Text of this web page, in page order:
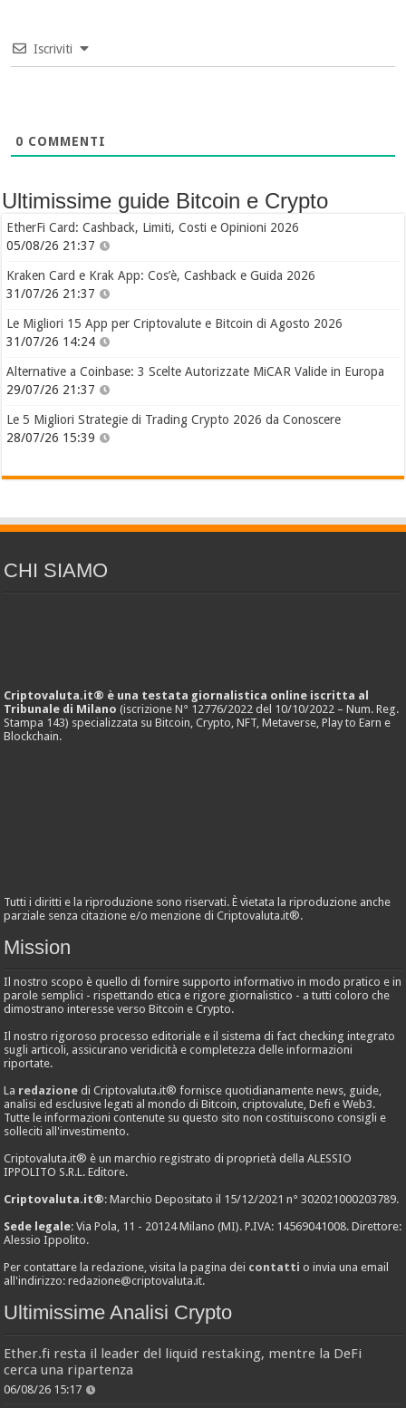
Iscriviti
0 COMMENTI
Ultimissime guide Bitcoin e Crypto
EtherFi Card: Cashback, Limiti, Costi e Opinioni 2026
05/08/26 21:37
Kraken Card e Krak App: Cos’è, Cashback e Guida 2026
31/07/26 21:37
Le Migliori 15 App per Criptovalute e Bitcoin di Agosto 2026
31/07/26 14:24
Alternative a Coinbase: 3 Scelte Autorizzate MiCAR Valide in Europa
29/07/26 21:37
Le 5 Migliori Strategie di Trading Crypto 2026 da Conoscere
28/07/26 15:39
CHI SIAMO
Criptovaluta.it® è una testata giornalistica online iscritta al
Tribunale di Milano (iscrizione N° 12776/2022 del 10/10/2022 – Num. Reg.
Stampa 143) specializzata su Bitcoin, Crypto, NFT, Metaverse, Play to Earn e
Blockchain.
Tutti i diritti e la riproduzione sono riservati. È vietata la riproduzione anche
parziale senza citazione e/o menzione di Criptovaluta.it®.
Mission
Il nostro scopo è quello di fornire supporto informativo in modo pratico e in
parole semplici - rispettando etica e rigore giornalistico - a tutti coloro che
dimostrano interesse verso Bitcoin e Crypto.
Il nostro rigoroso processo editoriale e il sistema di fact checking integrato
sugli articoli, assicurano veridicità e completezza delle informazioni
riportate.
La redazione di Criptovaluta.it® fornisce quotidianamente news, guide,
analisi ed esclusive legati al mondo di Bitcoin, criptovalute, Defi e Web3.
Tutte le informazioni contenute su questo sito non costituiscono consigli e
solleciti all'investimento.
Criptovaluta.it® è un marchio registrato di proprietà della ALESSIO
IPPOLITO S.R.L. Editore.
Criptovaluta.it®: Marchio Depositato il 15/12/2021 n° 302021000203789.
Sede legale: Via Pola, 11 - 20124 Milano (MI). P.IVA: 14569041008. Direttore:
Alessio Ippolito.
Per contattare la redazione, visita la pagina dei contatti o invia una email
all'indirizzo:redazione@criptovaluta.it.
Ultimissime Analisi Crypto
Ether.fi resta il leader del liquid restaking, mentre la DeFi
cerca una ripartenza
06/08/26 15:17